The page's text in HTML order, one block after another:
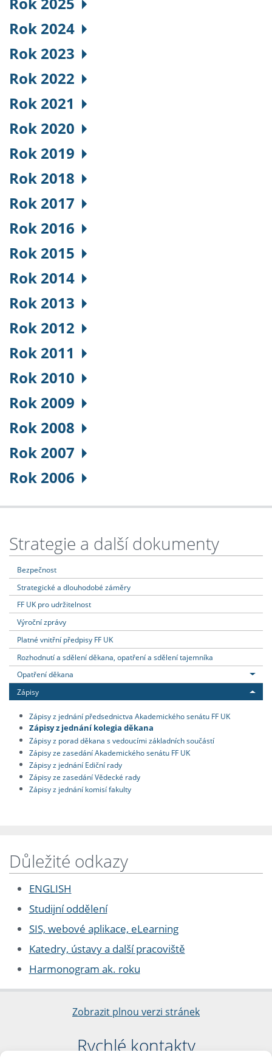
Rok 2024
Rok 2023
Rok 2022
Rok 2021
Rok 2020
Rok 2019
Rok 2018
Rok 2017
Rok 2016
Rok 2015
Rok 2014
Rok 2013
Rok 2012
Rok 2011
Rok 2010
Rok 2009
Rok 2008
Rok 2007
Rok 2006
Strategie a další dokumenty
Bezpečnost
Strategické a dlouhodobé záměry
FF UK pro udržitelnost
Výroční zprávy
Platné vnitřní předpisy FF UK
Rozhodnutí a sdělení děkana, opatření a sdělení tajemníka
Opatření děkana
Zápisy
Zápisy z jednání předsednictva Akademického senátu FF UK
Zápisy z jednání kolegia děkana
Zápisy z porad děkana s vedoucími základních součástí
Zápisy ze zasedání Akademického senátu FF UK
Zápisy z jednání Ediční rady
Zápisy ze zasedání Vědecké rady
Zápisy z jednání komisí fakulty
Důležité odkazy
ENGLISH
Studijní oddělení
SIS, webové aplikace, eLearning
Katedry, ústavy a další pracoviště
Harmonogram ak. roku
Zobrazit plnou verzi stránek
Rychlé kontakty